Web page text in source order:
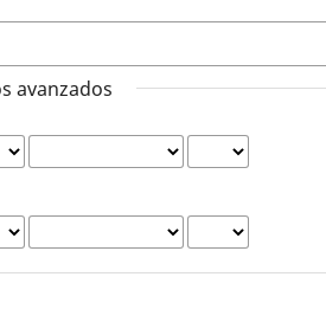
avanzados